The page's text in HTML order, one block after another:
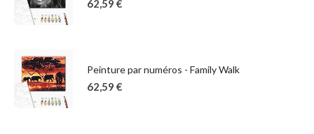
62,59 €
Peinture par numéros - Family Walk
62,59 €